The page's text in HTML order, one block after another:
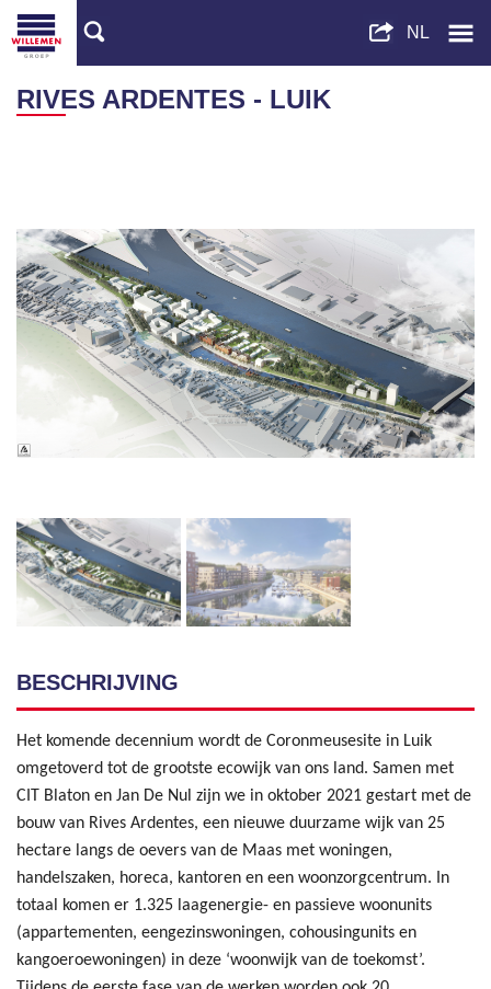
RIVES ARDENTES - LUIK
BESCHRIJVING
Het komende decennium wordt de Coronmeusesite in Luik
omgetoverd tot de grootste ecowijk van ons land. Samen met
CIT Blaton en Jan De Nul zijn we in oktober 2021 gestart met de
bouw van Rives Ardentes, een nieuwe duurzame wijk van 25
hectare langs de oevers van de Maas met woningen,
handelszaken, horeca, kantoren en een woonzorgcentrum. In
totaal komen er 1.325 laagenergie- en passieve woonunits
(appartementen, eengezinswoningen, cohousingunits en
kangoeroewoningen) in deze ‘woonwijk van de toekomst’.